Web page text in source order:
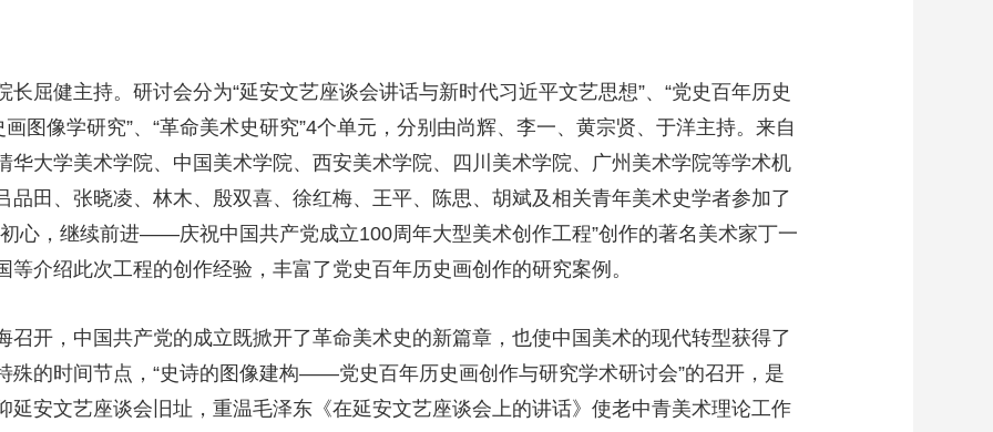
屈健主持。研讨会分为“延安文艺座谈会讲话与新时代习近平文艺思想”、“党史百年历史
图像学研究”、“革命美术史研究”4个单元，分别由尚辉、李一、黄宗贤、于洋主持。来自
华大学美术学院、中国美术学院、西安美术学院、四川美术学院、广州美术学院等学术机
品田、张晓凌、林木、殷双喜、徐红梅、王平、陈思、胡斌及相关青年美术史学者参加了
心，继续前进——庆祝中国共产党成立100周年大型美术创作工程”创作的著名美术家丁一
介绍此次工程的创作经验，丰富了党史百年历史画创作的研究案例。
召开，中国共产党的成立既掀开了革命美术史的新篇章，也使中国美术的现代转型获得了
殊的时间节点，“史诗的图像建构——党史百年历史画创作与研究学术研讨会”的召开，是
延安文艺座谈会旧址，重温毛泽东《在延安文艺座谈会上的讲话》使老中青美术理论工作